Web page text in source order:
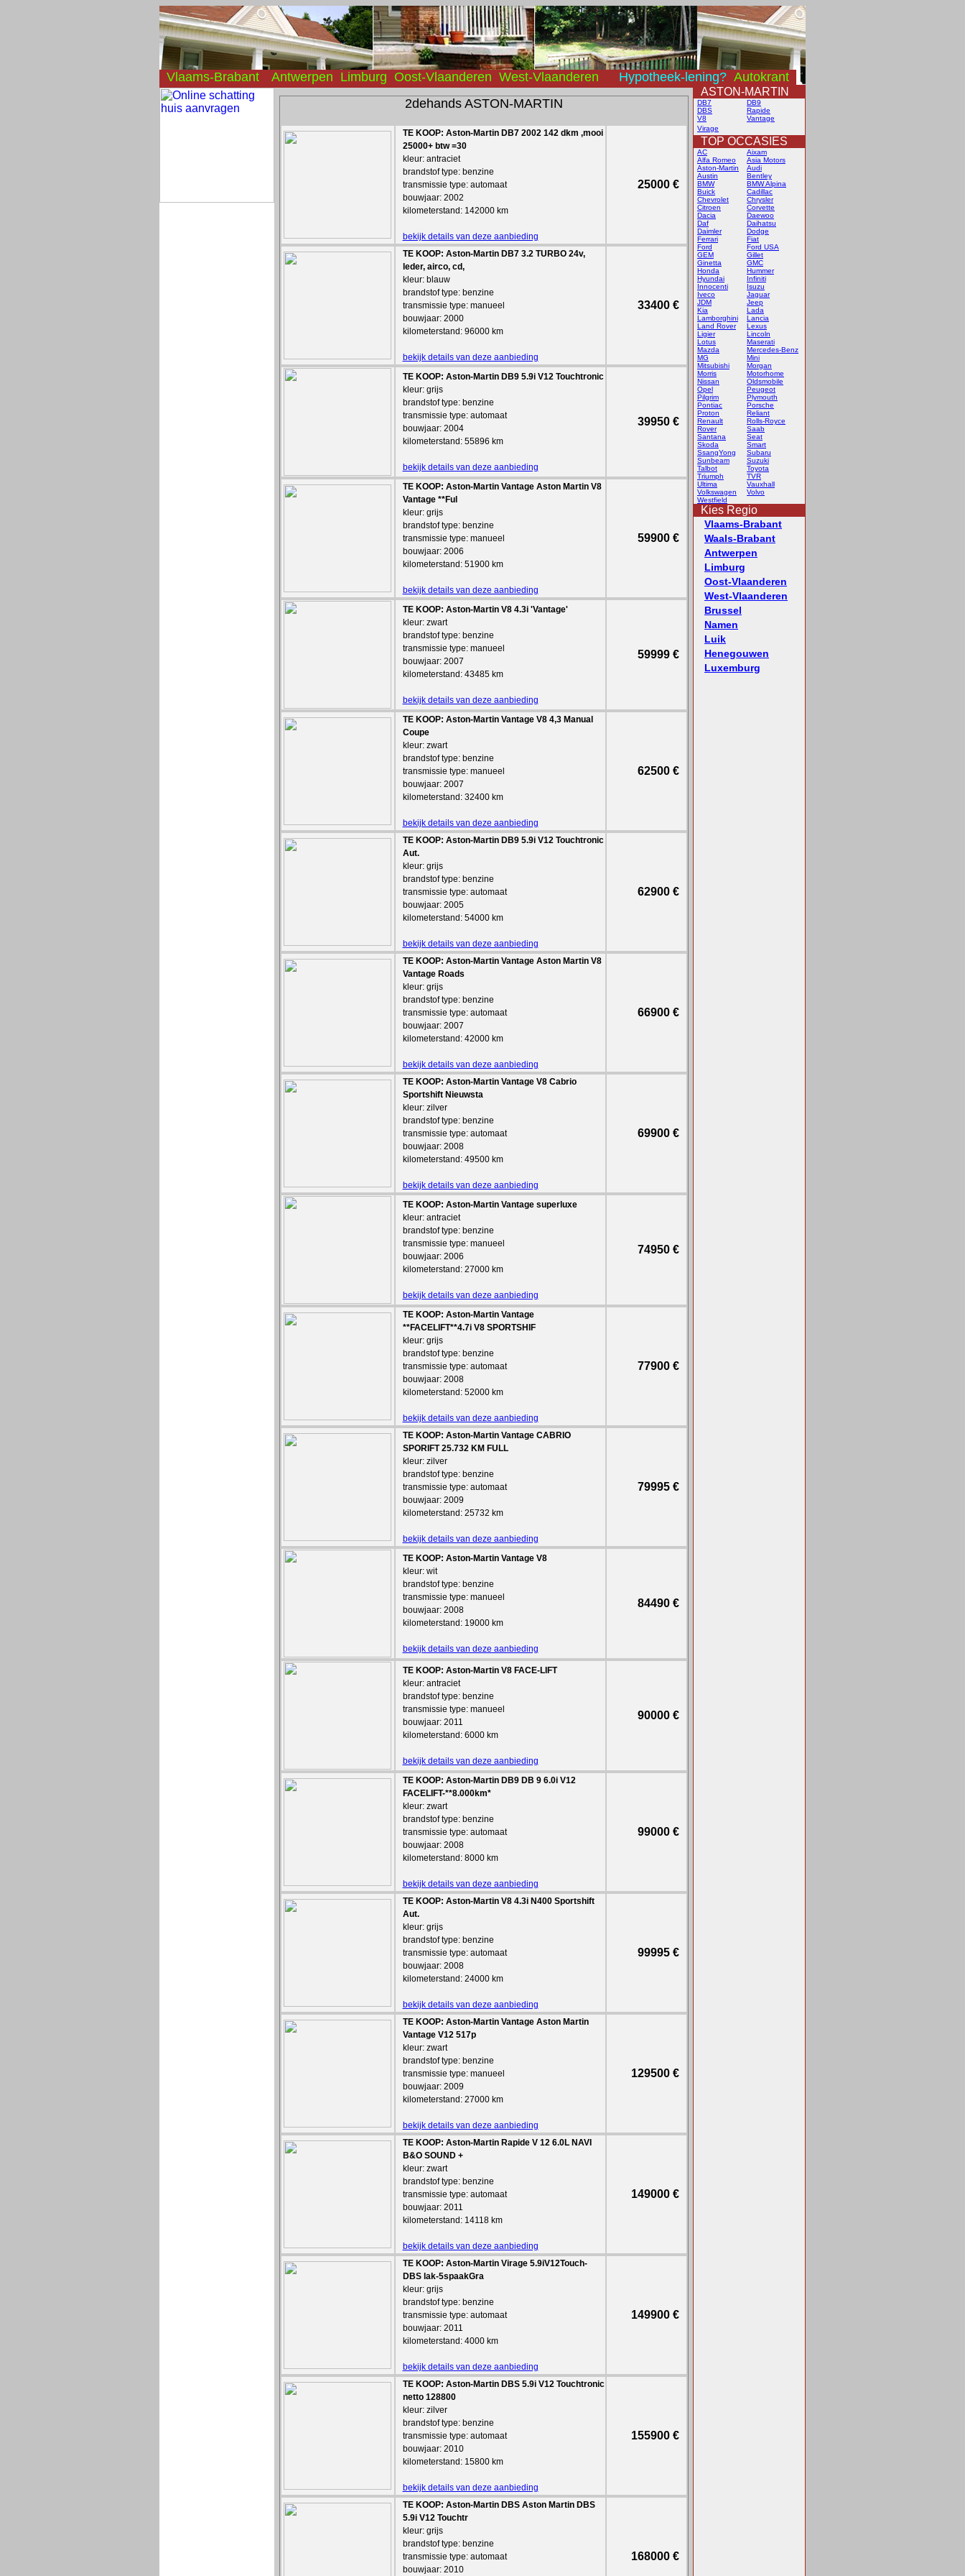
Vlaams-Brabant Antwerpen Limburg Oost-Vlaanderen West-Vlaanderen Hypotheek-lening? Autokrant
2dehands ASTON-MARTIN
TE KOOP: Aston-Martin DB7 2002 142 dkm ,mooi
25000+ btw =30
kleur: antraciet
brandstof type: benzine
transmissie type: automaat
bouwjaar: 2002
kilometerstand: 142000 km
bekijk details van deze aanbieding
25000 €
TE KOOP: Aston-Martin DB7 3.2 TURBO 24v,
leder, airco, cd,
kleur: blauw
brandstof type: benzine
transmissie type: manueel
bouwjaar: 2000
kilometerstand: 96000 km
bekijk details van deze aanbieding
33400 €
TE KOOP: Aston-Martin DB9 5.9i V12 Touchtronic
kleur: grijs
brandstof type: benzine
transmissie type: automaat
bouwjaar: 2004
kilometerstand: 55896 km
bekijk details van deze aanbieding
39950 €
TE KOOP: Aston-Martin Vantage Aston Martin V8
Vantage **Ful
kleur: grijs
brandstof type: benzine
transmissie type: manueel
bouwjaar: 2006
kilometerstand: 51900 km
bekijk details van deze aanbieding
59900 €
TE KOOP: Aston-Martin V8 4.3i 'Vantage'
kleur: zwart
brandstof type: benzine
transmissie type: manueel
bouwjaar: 2007
kilometerstand: 43485 km
bekijk details van deze aanbieding
59999 €
TE KOOP: Aston-Martin Vantage V8 4,3 Manual
Coupe
kleur: zwart
brandstof type: benzine
transmissie type: manueel
bouwjaar: 2007
kilometerstand: 32400 km
bekijk details van deze aanbieding
62500 €
TE KOOP: Aston-Martin DB9 5.9i V12 Touchtronic
Aut.
kleur: grijs
brandstof type: benzine
transmissie type: automaat
bouwjaar: 2005
kilometerstand: 54000 km
bekijk details van deze aanbieding
62900 €
TE KOOP: Aston-Martin Vantage Aston Martin V8
Vantage Roads
kleur: grijs
brandstof type: benzine
transmissie type: automaat
bouwjaar: 2007
kilometerstand: 42000 km
bekijk details van deze aanbieding
66900 €
TE KOOP: Aston-Martin Vantage V8 Cabrio
Sportshift Nieuwsta
kleur: zilver
brandstof type: benzine
transmissie type: automaat
bouwjaar: 2008
kilometerstand: 49500 km
bekijk details van deze aanbieding
69900 €
TE KOOP: Aston-Martin Vantage superluxe
kleur: antraciet
brandstof type: benzine
transmissie type: manueel
bouwjaar: 2006
kilometerstand: 27000 km
bekijk details van deze aanbieding
74950 €
TE KOOP: Aston-Martin Vantage
**FACELIFT**4.7i V8 SPORTSHIF
kleur: grijs
brandstof type: benzine
transmissie type: automaat
bouwjaar: 2008
kilometerstand: 52000 km
bekijk details van deze aanbieding
77900 €
TE KOOP: Aston-Martin Vantage CABRIO
SPORIFT 25.732 KM FULL
kleur: zilver
brandstof type: benzine
transmissie type: automaat
bouwjaar: 2009
kilometerstand: 25732 km
bekijk details van deze aanbieding
79995 €
TE KOOP: Aston-Martin Vantage V8
kleur: wit
brandstof type: benzine
transmissie type: manueel
bouwjaar: 2008
kilometerstand: 19000 km
bekijk details van deze aanbieding
84490 €
TE KOOP: Aston-Martin V8 FACE-LIFT
kleur: antraciet
brandstof type: benzine
transmissie type: manueel
bouwjaar: 2011
kilometerstand: 6000 km
bekijk details van deze aanbieding
90000 €
TE KOOP: Aston-Martin DB9 DB 9 6.0i V12
FACELIFT-**8.000km*
kleur: zwart
brandstof type: benzine
transmissie type: automaat
bouwjaar: 2008
kilometerstand: 8000 km
bekijk details van deze aanbieding
99000 €
TE KOOP: Aston-Martin V8 4.3i N400 Sportshift
Aut.
kleur: grijs
brandstof type: benzine
transmissie type: automaat
bouwjaar: 2008
kilometerstand: 24000 km
bekijk details van deze aanbieding
99995 €
TE KOOP: Aston-Martin Vantage Aston Martin
Vantage V12 517p
kleur: zwart
brandstof type: benzine
transmissie type: manueel
bouwjaar: 2009
kilometerstand: 27000 km
bekijk details van deze aanbieding
129500 €
TE KOOP: Aston-Martin Rapide V 12 6.0L NAVI
B&O SOUND +
kleur: zwart
brandstof type: benzine
transmissie type: automaat
bouwjaar: 2011
kilometerstand: 14118 km
bekijk details van deze aanbieding
149000 €
TE KOOP: Aston-Martin Virage 5.9iV12Touch-
DBS lak-5spaakGra
kleur: grijs
brandstof type: benzine
transmissie type: automaat
bouwjaar: 2011
kilometerstand: 4000 km
bekijk details van deze aanbieding
149900 €
TE KOOP: Aston-Martin DBS 5.9i V12 Touchtronic
netto 128800
kleur: zilver
brandstof type: benzine
transmissie type: automaat
bouwjaar: 2010
kilometerstand: 15800 km
bekijk details van deze aanbieding
155900 €
TE KOOP: Aston-Martin DBS Aston Martin DBS
5.9i V12 Touchtr
kleur: grijs
brandstof type: benzine
transmissie type: automaat
bouwjaar: 2010
168000 €
ASTON-MARTIN
DB7
DB9
DBS
Rapide
V8
Vantage
Virage
TOP OCCASIES
AC
Aixam
Alfa Romeo
Asia Motors
Aston-Martin
Audi
Austin
Bentley
BMW
BMW Alpina
Buick
Cadillac
Chevrolet
Chrysler
Citroen
Corvette
Dacia
Daewoo
Daf
Daihatsu
Daimler
Dodge
Ferrari
Fiat
Ford
Ford USA
GEM
Gillet
Ginetta
GMC
Honda
Hummer
Hyundai
Infiniti
Innocenti
Isuzu
Iveco
Jaguar
JDM
Jeep
Kia
Lada
Lamborghini
Lancia
Land Rover
Lexus
Ligier
Lincoln
Lotus
Maserati
Mazda
Mercedes-Benz
MG
Mini
Mitsubishi
Morgan
Morris
Motorhome
Nissan
Oldsmobile
Opel
Peugeot
Pilgrim
Plymouth
Pontiac
Porsche
Proton
Reliant
Renault
Rolls-Royce
Rover
Saab
Santana
Seat
Skoda
Smart
SsangYong
Subaru
Sunbeam
Suzuki
Talbot
Toyota
Triumph
TVR
Ultima
Vauxhall
Volkswagen
Volvo
Westfield
Kies Regio
Vlaams-Brabant
Waals-Brabant
Antwerpen
Limburg
Oost-Vlaanderen
West-Vlaanderen
Brussel
Namen
Luik
Henegouwen
Luxemburg